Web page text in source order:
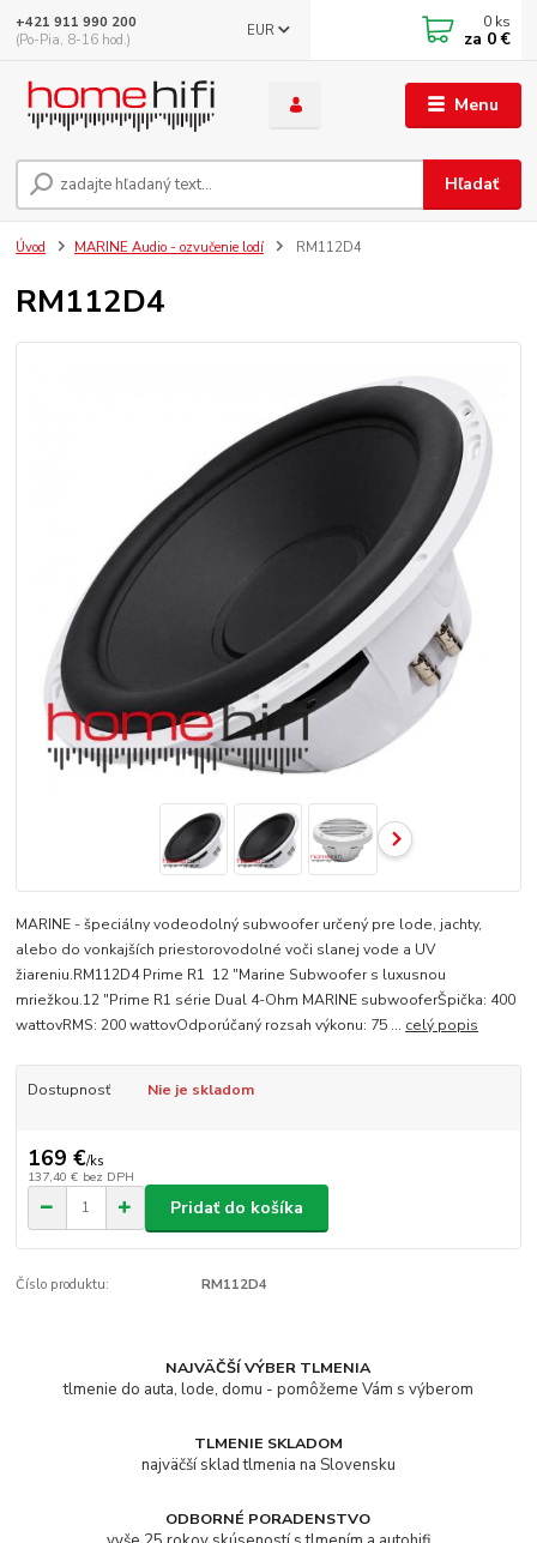
Menu
EUR
Hľadať
+421 911 990 200
(Po-Pia, 8-16 hod.)
0 ks
za 0 €
Úvod MARINE Audio - ozvučenie lodí RM112D4
RM112D4
MARINE - špeciálny vodeodolný subwoofer určený pre lode, jachty,
alebo do vonkajších priestorovodolné voči slanej vode a UV
žiareniu.RM112D4 Prime R1 12 "Marine Subwoofer s luxusnou
mriežkou.12 "Prime R1 série Dual 4-Ohm MARINE subwooferŠpička: 400
wattovRMS: 200 wattovOdporúčaný rozsah výkonu: 75 ... celý popis
Dostupnosť Nie je skladom
169 €/ks
137,40 € bez DPH
Pridať do košíka
Číslo produktu: RM112D4
NAJVÄČŠÍ VÝBER TLMENIA
tlmenie do auta, lode, domu - pomôžeme Vám s výberom
TLMENIE SKLADOM
najväčší sklad tlmenia na Slovensku
ODBORNÉ PORADENSTVO